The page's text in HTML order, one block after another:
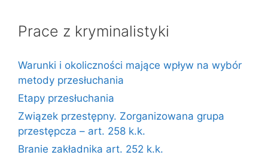
Prace z kryminalistyki
Warunki i okoliczności mające wpływ na wybór
metody przesłuchania
Etapy przesłuchania
Związek przestępny. Zorganizowana grupa
przestępcza – art. 258 k.k.
Branie zakładnika art. 252 k.k.